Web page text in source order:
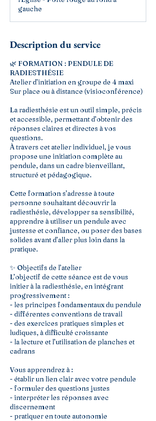
gauche
Description du service
🌿 FORMATION : PENDULE DE
RADIESTHÉSIE
Atelier d’initiation en groupe de 4 maxi
Sur place ou à distance (visioconférence)
La radiesthésie est un outil simple, précis
et accessible, permettant d’obtenir des
réponses claires et directes à vos
questions.
À travers cet atelier individuel, je vous
propose une initiation complète au
pendule, dans un cadre bienveillant,
structuré et pédagogique.
Cette formation s’adresse à toute
personne souhaitant découvrir la
radiesthésie, développer sa sensibilité,
apprendre à utiliser un pendule avec
justesse et confiance, ou poser des bases
solides avant d’aller plus loin dans la
pratique.
✨ Objectifs de l’atelier
L’objectif de cette séance est de vous
initier à la radiesthésie, en intégrant
progressivement :
- les principes fondamentaux du pendule
- différentes conventions de travail
- des exercices pratiques simples et
ludiques, à difficulté croissante
- la lecture et l’utilisation de planches et
cadrans
Vous apprendrez à :
- établir un lien clair avec votre pendule
- formuler des questions justes
- interpréter les réponses avec
discernement
- pratiquer en toute autonomie